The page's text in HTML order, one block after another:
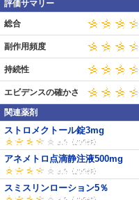
評価サマリー
総合
副作用頻度
持続性
エビデンスの確かさ
関連薬剤
ストロメクトール錠3mg
アネメトロ点滴静注液500mg
スミスリンローション5％